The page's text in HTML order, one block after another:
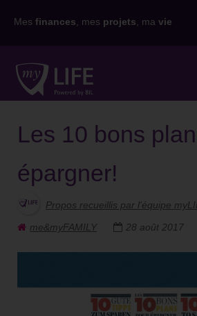
to
Mes finances , mes projets , ma vie
Les 10 bons
épargner!
Propos recueillis par l'équipe
me&myFAMILY
28 août 2017